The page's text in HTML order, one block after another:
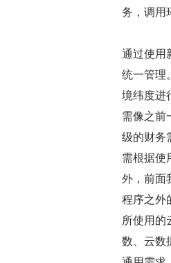
务，调用
通过使用
统一管理
境纬度进
需像之前
级的财务
需根据使
外，前面
程序之外
所使用的
数、云数